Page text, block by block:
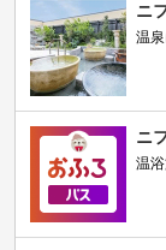
ニ
温
ニ
温